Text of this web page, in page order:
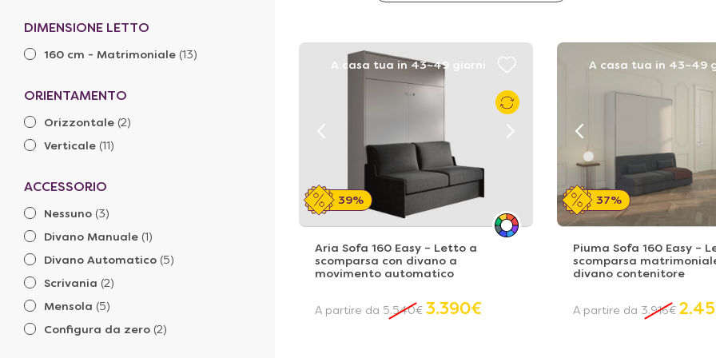
DIMENSIONE LETTO
160 cm - Matrimoniale (13)
ORIENTAMENTO
Orizzontale (2)
Verticale (11)
ACCESSORIO
Nessuno (3)
Divano Manuale (1)
Divano Automatico (5)
Scrivania (2)
Mensola (5)
Configura da zero (2)
A casa tua in 43~49 giorni
39%
Aria Sofa 160 Easy – Letto a
scomparsa con divano a
movimento automatico
A partire da 5.540€ 3.390€
A casa tua in 43~49
37%
Piuma Sofa 160 Easy –
scomparsa
divano contenitore
A partire da 3.916€